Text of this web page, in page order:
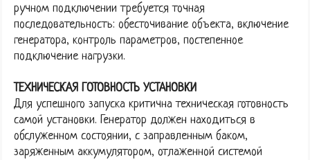
ручном подключении требуется точная
последовательность: обесточивание объекта, включение
генератора, контроль параметров, постепенное
подключение нагрузки.
ТЕХНИЧЕСКАЯ ГОТОВНОСТЬ УСТАНОВКИ
Для успешного запуска критична техническая готовность
самой установки. Генератор должен находиться в
обслуженном состоянии, с заправленным баком,
заряженным аккумулятором, отлаженной системой